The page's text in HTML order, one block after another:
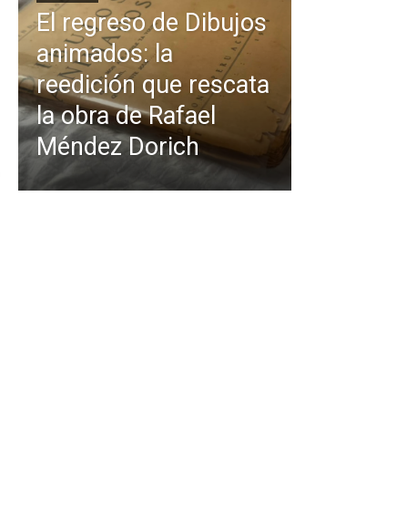
El regreso de Dibujos
animados: la
reedición que rescata
la obra de Rafael
Méndez Dorich